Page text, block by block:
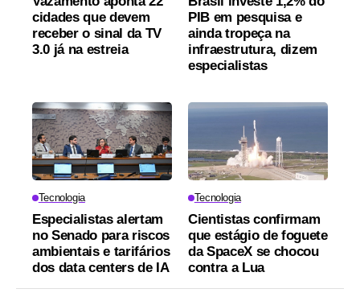
cidades que devem
receber o sinal da TV
3.0 já na estreia
PIB em pesquisa e
ainda tropeça na
infraestrutura, dizem
especialistas
Tecnologia
Especialistas alertam
no Senado para riscos
ambientais e tarifários
dos data centers de IA
Tecnologia
Cientistas confirmam
que estágio de foguete
da SpaceX se chocou
contra a Lua